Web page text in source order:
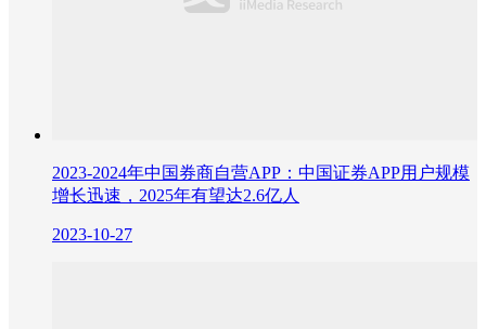
2023-2024年中国券商自营APP：中国证券APP用户规模
增长迅速，2025年有望达2.6亿人
2023-10-27